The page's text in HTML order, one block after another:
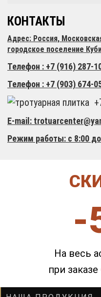
КОНТАКТЫ
Адрес: Россия,
городское поселение
Телефон : +7 (916) 287-
Телефон : +7 (903) 674-
E-mail:
Режим работы: с 8:00
-
На весь
при заказе